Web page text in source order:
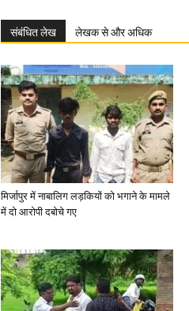
संबंधित लेख लेखक से और अधिक
मिर्जापुर में नाबालिग लड़कियों को भगाने के मामले
में दो आरोपी दबोचे गए